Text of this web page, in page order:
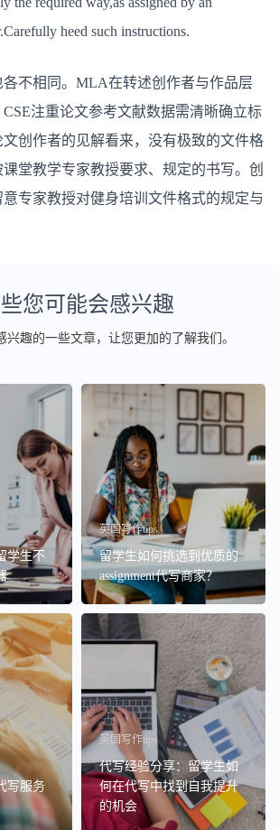
heed such instructions.
不相同。MLA在转述创作者与作品层
注重论文参考文献数据需清晰确立标
创作者的见解看来，没有极致的文件格
堂教学专家教授要求、规定的书写。创
专家教授对健身培训文件格式的规定与
您可能会感兴趣
兴趣的一些文章，让您更加的了解我们。
学生不
英国写作tips
留学生如何挑选到优质的
assignment代写商家？
写服务
英国写作tips
代写经验分享：留学生如
何在代写中找到自我提升
的机会